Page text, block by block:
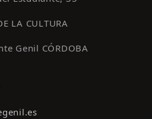
LA CULTURA
Genil CÓRDOBA